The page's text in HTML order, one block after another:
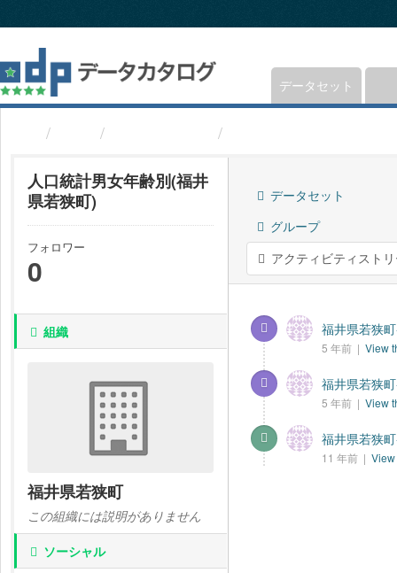
キ
プ
し
て
データセット
人口統計男女年齢別(福井
県若狭町)
フォロワー
0
組織
福井県若狭町
この組織には説明がありません
ソーシャル
データセット
グループ
アクティビティスト
福井県若狭
5 年前 | View
福井県若狭
5 年前 | View
福井県若狭
11 年前 |